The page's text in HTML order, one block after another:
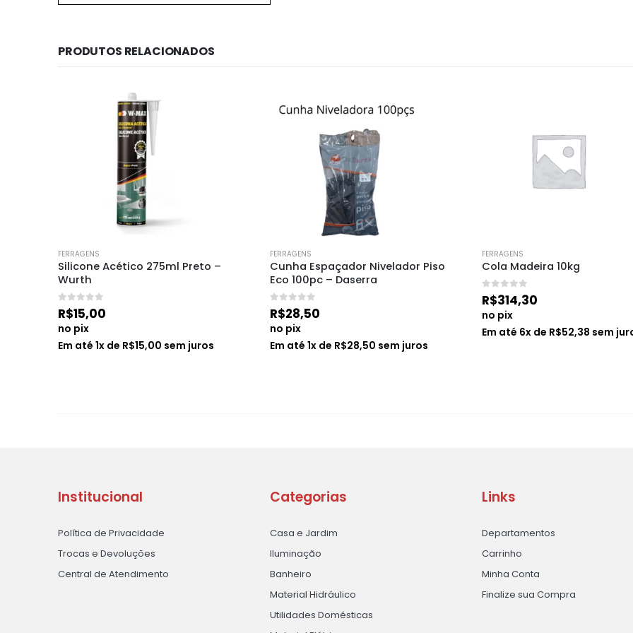
PRODUTOS RELACIONADOS
FERRAGENS
Silicone Acético 275ml Preto –
Wurth
0 de 5
R$15,00
no pix
Em até 1x de R$15,00 sem juros
FERRAGENS
Cunha Espaçador Nivelador Piso
Eco 100pc – Daserra
0 de 5
R$28,50
no pix
Em até 1x de R$28,50 sem juros
FERRAGENS
Cola Madeira 10kg
0 de 5
R$314,30
no pix
Em até 6x de R$52,38 sem
Institucional
Política de Privacidade
Trocas e Devoluções
Central de Atendimento
Categorias
Casa e Jardim
Iluminação
Banheiro
Material Hidráulico
Utilidades Domésticas
Links
Departamentos
Carrinho
Minha Conta
Finalize sua Compra